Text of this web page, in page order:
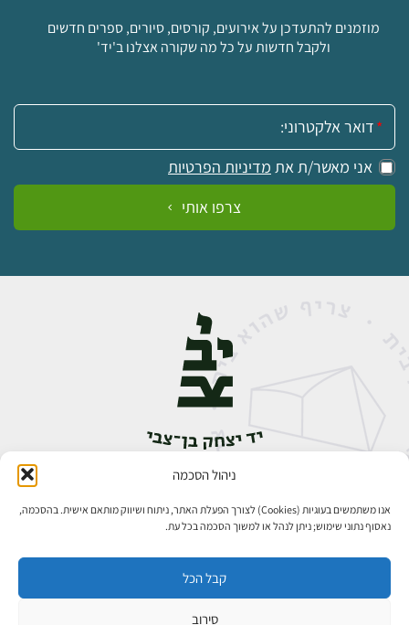
ניהול הסכמה
אנו משתמשים בעוגיות (Cookies) לצורך הפעלת האתר, ניתוח ושיווק מותאם אישית. בהסכמה,
נאסוף נתוני שימוש; ניתן לנהל או למשוך הסכמה בכל עת.
קבל הכל
סירוב
מוזמנים להתעדכן על אירועים, קורסים, סיורים, ספרים חדשים
ולקבל חדשות על כל מה שקורה אצלנו ב'יד'
אימייל:
אני מאשר/ת את מדיניות הפרטיות
צרפו אותי
אבן גבירול 14, רחביה, ירושלים